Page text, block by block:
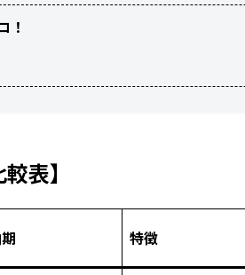
！
表】
特徴